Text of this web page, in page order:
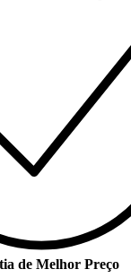
de Melhor Preço